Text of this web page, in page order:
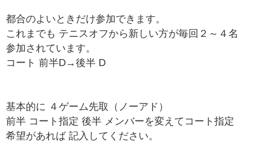
都合のよいときだけ参加できます。
これまでも テニスオフから新しい方が毎回２～４名
参加されています。
コート 前半D→後半 D
基本的に ４ゲーム先取（ノーアド）
前半 コート指定 後半 メンバーを変えてコート指定
希望があれば 記入してください。